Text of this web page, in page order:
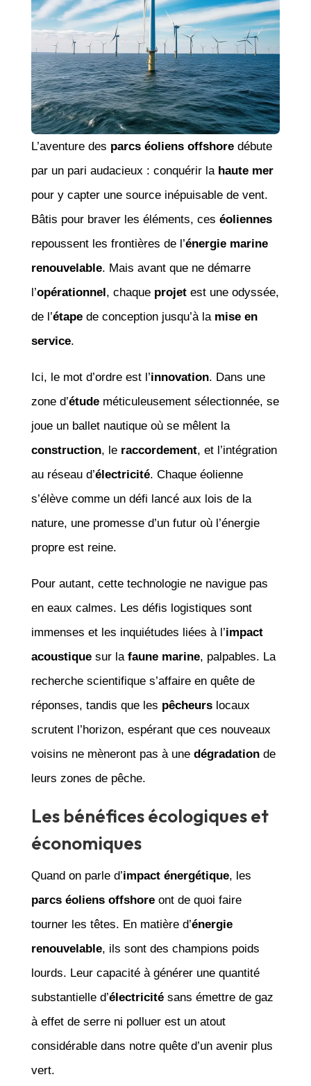
L’aventure des parcs éoliens offshoredébute
par un pari audacieux : conquérir la haute mer
pour y capter une source inépuisable de vent.
Bâtis pour braver les éléments, ces éoliennes
repoussent les frontières de l’énergie marine
renouvelable. Mais avant que ne démarre
l’opérationnel, chaque projetest une odyssée,
de l’étapede conception jusqu’à la mise en
service.
Ici, le mot d’ordre est l’innovation. Dans une
zone d’étudeméticuleusement sélectionnée, se
joue un ballet nautique où se mêlent la
construction, le raccordement, et l’intégration
au réseau d’électricité. Chaque éolienne
s’élève comme un défi lancé aux lois de la
nature, une promesse d’un futur où l’énergie
propre est reine.
Pour autant, cette technologie ne navigue pas
en eaux calmes. Les défis logistiques sont
immenses et les inquiétudes liées à l’impact
acoustiquesur la faune marine, palpables. La
recherche scientifique s’affaire en quête de
réponses, tandis que les pêcheurslocaux
scrutent l’horizon, espérant que ces nouveaux
voisins ne mèneront pas à une dégradationde
leurs zones de pêche.
Les bénéfices écologiques et
économiques
Quand on parle d’impact énergétique, les
parcs éoliens offshoreont de quoi faire
tourner les têtes. En matière d’énergie
renouvelable, ils sont des champions poids
lourds. Leur capacité à générer une quantité
substantielle d’électricitésans émettre de gaz
à effet de serre ni polluer est un atout
considérable dans notre quête d’un avenir plus
vert.